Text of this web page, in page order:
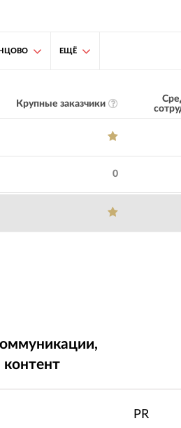
ЕЩЁ
Крупные заказчики
0
контент
PR